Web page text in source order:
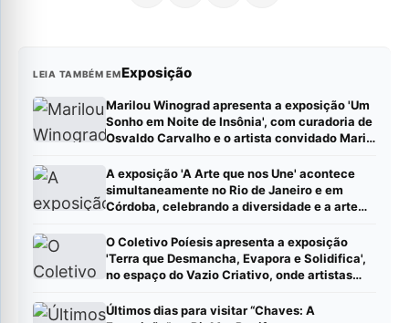
LEIA TAMBÉM EMExposição
Marilou Winograd apresenta a exposição 'Um
Sonho em Noite de Insônia', com curadoria de
Osvaldo Carvalho e o artista convidado Mario
A exposição 'A Arte que nos Une' acontece
simultaneamente no Rio de Janeiro e em
Córdoba, celebrando a diversidade e a arte
em: https://gazeta24h.com/collab/?
status=published (Publique sua pauta –
Gazeta24h)
O Coletivo Poíesis apresenta a exposição
'Terra que Desmancha, Evapora e Solidifica',
no espaço do Vazio Criativo, onde artistas
duplas.
Últimos dias para visitar “Chaves: A